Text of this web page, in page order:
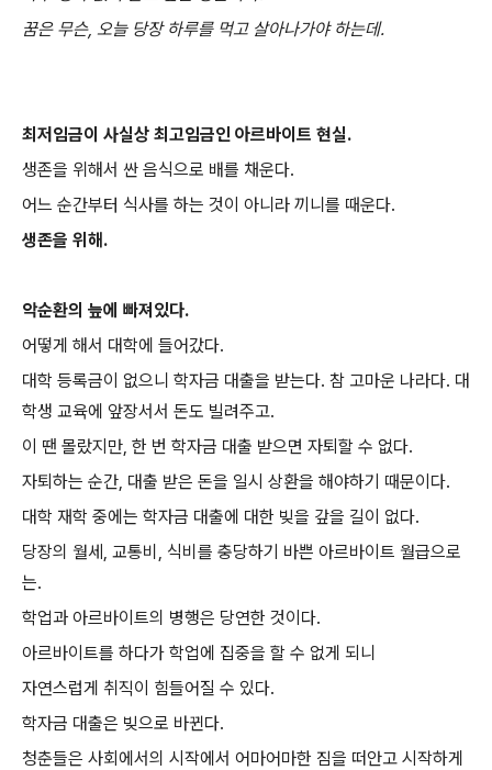
꿈은 무슨, 오늘 당장 하루를 먹고 살아나가야 하는데.
최저임금이 사실상 최고임금인 아르바이트 현실.
생존을 위해서 싼 음식으로 배를 채운다.
어느 순간부터 식사를 하는 것이 아니라 끼니를 때운다.
생존을 위해.
악순환의 늪에 빠져있다.
어떻게 해서 대학에 들어갔다.
대학 등록금이 없으니 학자금 대출을 받는다. 참 고마운 나라다. 대
학생 교육에 앞장서서 돈도 빌려주고.
이 땐 몰랐지만, 한 번 학자금 대출 받으면 자퇴할 수 없다.
자퇴하는 순간, 대출 받은 돈을 일시 상환을 해야하기 때문이다.
대학 재학 중에는 학자금 대출에 대한 빚을 갚을 길이 없다.
당장의 월세, 교통비, 식비를 충당하기 바쁜 아르바이트 월급으로
는.
학업과 아르바이트의 병행은 당연한 것이다.
아르바이트를 하다가 학업에 집중을 할 수 없게 되니
자연스럽게 취직이 힘들어질 수 있다.
학자금 대출은 빚으로 바뀐다.
청춘들은 사회에서의 시작에서 어마어마한 짐을 떠안고 시작하게